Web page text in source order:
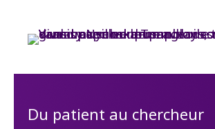
Du patient au chercheur